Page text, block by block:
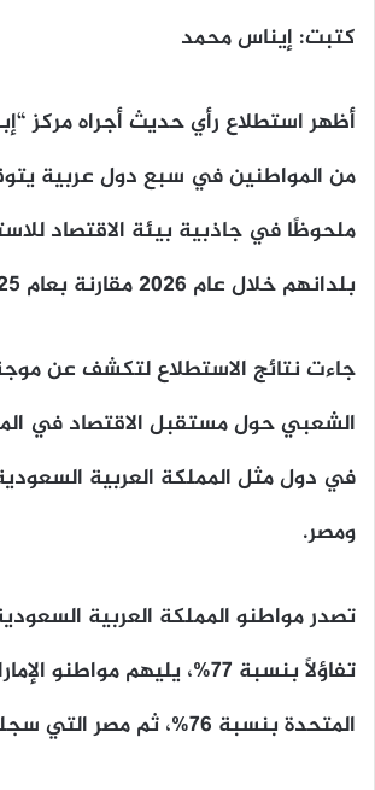
كتبت: إيناس محمد
من المواطنين في سبع دول عربية
ملحوظًا في جاذبية بيئة الاقتصاد
بلدانهم خلال عام 2026 مقارنة بعام 2025.
جاءت نتائج الاستطلاع لتكشف عن
الشعبي حول مستقبل الاقتصاد في
في دول مثل المملكة العربية السعودية
ومصر.
تصدر مواطنو المملكة العربية
تفاؤلًا بنسبة 77%، يليهم مواطنو
المتحدة بنسبة 76%، ثم مصر التي سجلت نسبة 75%.